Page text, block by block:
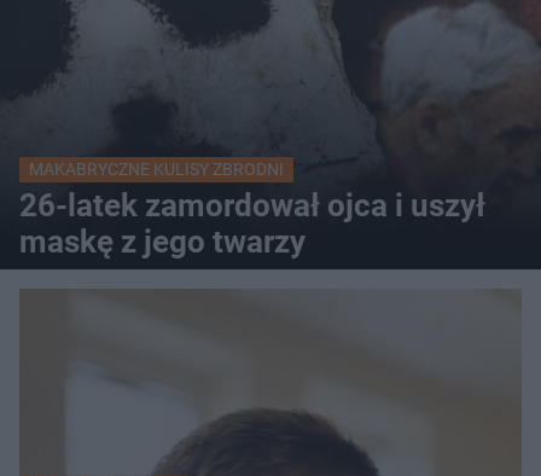
MAKABRYCZNE KULISY ZBRODNI
26-latek zamordował ojca i uszył
maskę z jego twarzy